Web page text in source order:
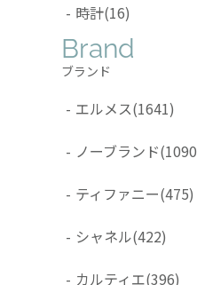
- 時計(16)
Brand
ブランド
- エルメス(1641)
- ノーブランド
- ティファニー(475)
- シャネル(422)
- カルティエ(396)